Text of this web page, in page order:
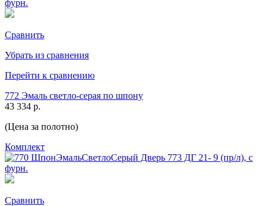
Сравнить
Убрать из сравнения
Перейти к сравнению
772 Эмаль светло-серая по шпону
43 334 р.
(Цена за полотно)
Комплект
Сравнить